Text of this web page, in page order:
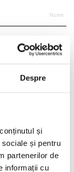
Despre
și
și pentru
partenerilor de
informații cu
Nume
Prenume
Alte informatii